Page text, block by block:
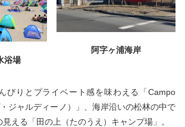
浴場
阿字ヶ浦海岸
びりとプライベート感を味わえる「Campo
ジャルディーノ）」、海岸沿いの松林の中で
える「田の上（たのうえ）キャンプ場」。